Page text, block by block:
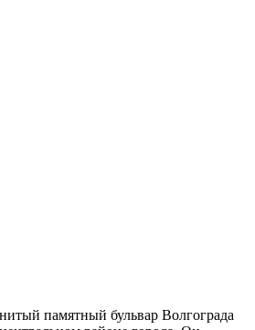
памятный бульвар Волгограда